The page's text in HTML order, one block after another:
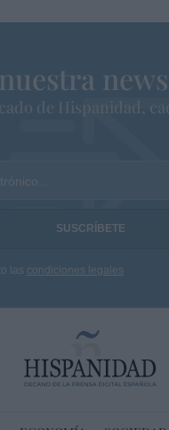
de Hispanidad,
las condiciones legales